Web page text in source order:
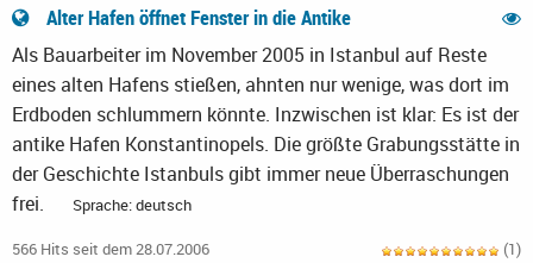
Alter Hafen öffnet Fenster in die Antike
Als Bauarbeiter im November 2005 in Istanbul auf Reste
eines alten Hafens stießen, ahnten nur wenige, was dort im
Erdboden schlummern könnte. Inzwischen ist klar: Es ist der
antike Hafen Konstantinopels. Die größte Grabungsstätte in
der Geschichte Istanbuls gibt immer neue Überraschungen
frei.
Sprache: deutsch
566 Hits seit dem 28.07.2006 (1)